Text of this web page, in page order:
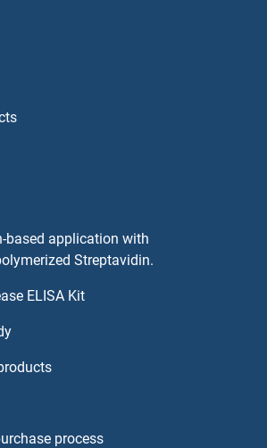
based application with
Streptavidin.
ELISA Kit
process